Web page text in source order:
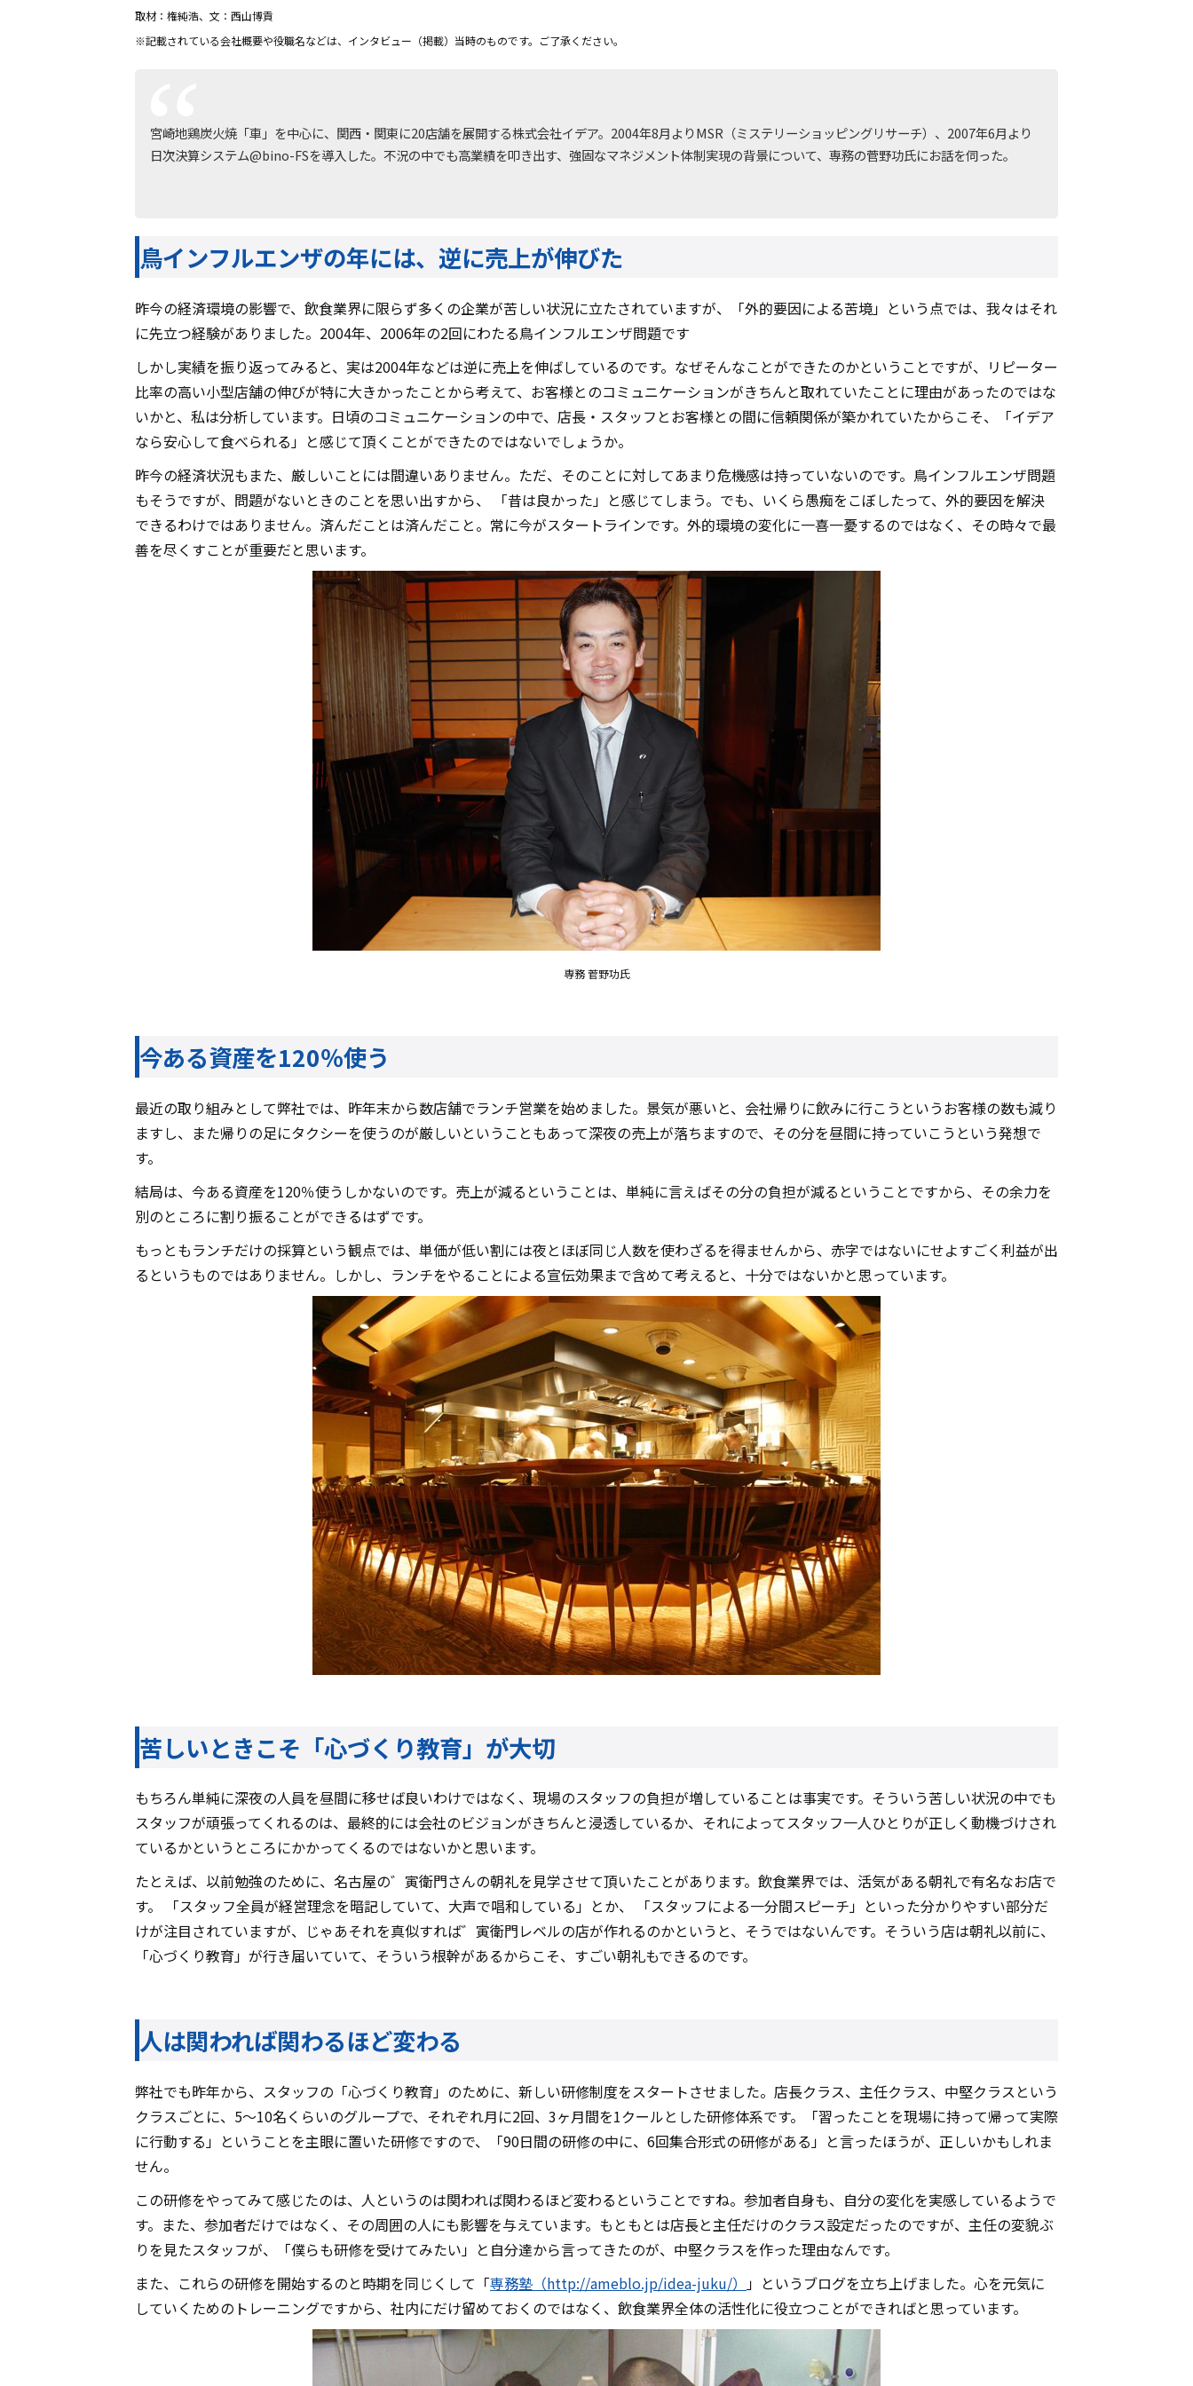
取材：権純浩、文：西山博貢
※記載されている会社概要や役職名などは、インタビュー（掲載）当時のものです。ご了承ください。
宮崎地鶏炭火焼「車」を中心に、関西・関東に20店舗を展開する株式会社イデア。2004年8月よりMSR（ミステリーショッピングリサーチ）、2007年6月より
日次決算システム@bino-FSを導入した。不況の中でも高業績を叩き出す、強固なマネジメント体制実現の背景について、専務の菅野功氏にお話を伺った。
鳥インフルエンザの年には、逆に売上が伸びた
昨今の経済環境の影響で、飲食業界に限らず多くの企業が苦しい状況に立たされていますが、「外的要因による苦境」という点では、我々はそれ
に先立つ経験がありました。2004年、2006年の2回にわたる鳥インフルエンザ問題です
しかし実績を振り返ってみると、実は2004年などは逆に売上を伸ばしているのです。なぜそんなことができたのかということですが、リピーター
比率の高い小型店舗の伸びが特に大きかったことから考えて、お客様とのコミュニケーションがきちんと取れていたことに理由があったのではな
いかと、私は分析しています。日頃のコミュニケーションの中で、店長・スタッフとお客様との間に信頼関係が築かれていたからこそ、「イデア
なら安心して食べられる」と感じて頂くことができたのではないでしょうか。
昨今の経済状況もまた、厳しいことには間違いありません。ただ、そのことに対してあまり危機感は持っていないのです。鳥インフルエンザ問題
もそうですが、問題がないときのことを思い出すから、 「昔は良かった」と感じてしまう。でも、いくら愚痴をこぼしたって、外的要因を解決
できるわけではありません。済んだことは済んだこと。常に今がスタートラインです。外的環境の変化に一喜一憂するのではなく、その時々で最
善を尽くすことが重要だと思います。
専務 菅野功氏
今ある資産を120％使う
最近の取り組みとして弊社では、昨年末から数店舗でランチ営業を始めました。景気が悪いと、会社帰りに飲みに行こうというお客様の数も減り
ますし、また帰りの足にタクシーを使うのが厳しいということもあって深夜の売上が落ちますので、その分を昼間に持っていこうという発想で
す。
結局は、今ある資産を120％使うしかないのです。売上が減るということは、単純に言えばその分の負担が減るということですから、その余力を
別のところに割り振ることができるはずです。
もっともランチだけの採算という観点では、単価が低い割には夜とほぼ同じ人数を使わざるを得ませんから、赤字ではないにせよすごく利益が出
るというものではありません。しかし、ランチをやることによる宣伝効果まで含めて考えると、十分ではないかと思っています。
苦しいときこそ「心づくり教育」が大切
もちろん単純に深夜の人員を昼間に移せば良いわけではなく、現場のスタッフの負担が増していることは事実です。そういう苦しい状況の中でも
スタッフが頑張ってくれるのは、最終的には会社のビジョンがきちんと浸透しているか、それによってスタッフ一人ひとりが正しく動機づけされ
ているかというところにかかってくるのではないかと思います。
たとえば、以前勉強のために、名古屋の゛寅衛門さんの朝礼を見学させて頂いたことがあります。飲食業界では、活気がある朝礼で有名なお店で
す。 「スタッフ全員が経営理念を暗記していて、大声で唱和している」とか、 「スタッフによる一分間スピーチ」といった分かりやすい部分だ
けが注目されていますが、じゃあそれを真似すれば゛寅衛門レベルの店が作れるのかというと、そうではないんです。そういう店は朝礼以前に、
「心づくり教育」が行き届いていて、そういう根幹があるからこそ、すごい朝礼もできるのです。
人は関われば関わるほど変わる
弊社でも昨年から、スタッフの「心づくり教育」のために、新しい研修制度をスタートさせました。店長クラス、主任クラス、中堅クラスという
クラスごとに、5～10名くらいのグループで、それぞれ月に2回、3ヶ月間を1クールとした研修体系です。「習ったことを現場に持って帰って実際
に行動する」ということを主眼に置いた研修ですので、「90日間の研修の中に、6回集合形式の研修がある」と言ったほうが、正しいかもしれま
せん。
この研修をやってみて感じたのは、人というのは関われば関わるほど変わるということですね。参加者自身も、自分の変化を実感しているようで
す。また、参加者だけではなく、その周囲の人にも影響を与えています。もともとは店長と主任だけのクラス設定だったのですが、主任の変貌ぶ
りを見たスタッフが、「僕らも研修を受けてみたい」と自分達から言ってきたのが、中堅クラスを作った理由なんです。
また、これらの研修を開始するのと時期を同じくして「専務塾（http://ameblo.jp/idea-juku/） 」というブログを立ち上げました。心を元気に
していくためのトレーニングですから、社内にだけ留めておくのではなく、飲食業界全体の活性化に役立つことができればと思っています。